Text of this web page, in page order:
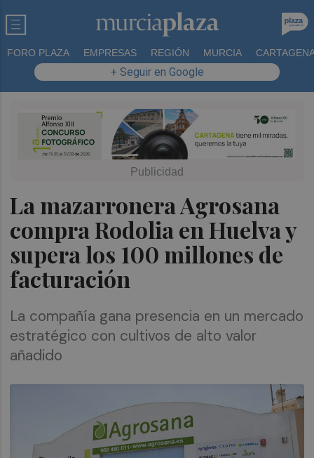
FORO PLAZA EMPRESAS REGIÓN MURCIA
+ Seguir en Google
La mazarronera Agrosana
compra Rodolia en Huelva y
supera los 100 millones de
facturación
La compañía gana presencia en un mercado
estratégico con cultivos de alto valor
añadido